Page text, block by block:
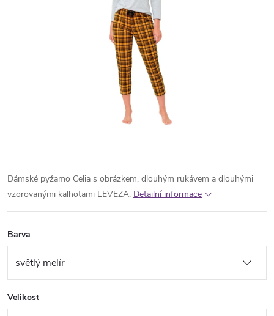
Dámské pyžamo Celia s obrázkem, dlouhým rukávem a dlouhými
vzorovanými kalhotami LEVEZA. Detailní informace
Barva
Velikost